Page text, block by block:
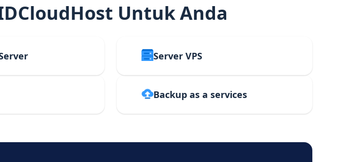
Untuk Anda
Server VPS
Backup as a services